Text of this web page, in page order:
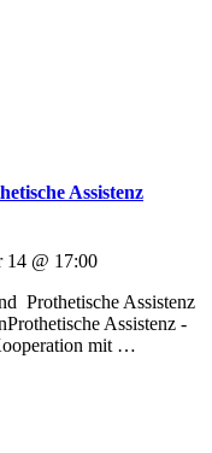
Assistenz
14 @ 17:00
Prothetische Assistenz
Assistenz -
mit …